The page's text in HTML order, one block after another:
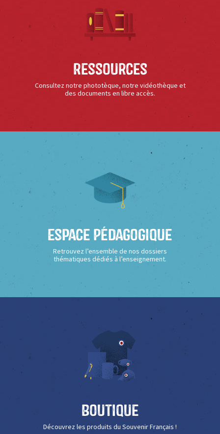
Ressources
Consultez notre phototèque, notre vidéothèque et
des documents en libre accès.
Espace Pédagogique
Retrouvez l’ensemble de nos dossiers
thématiques dédiés à l’enseignement.
Boutique
Découvrez les produits du Souvenir Français !